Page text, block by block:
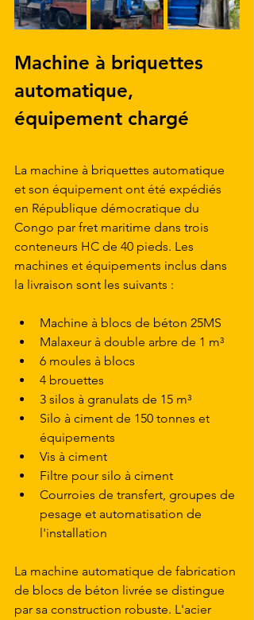
Machine à briquettes
automatique,
équipement chargé
La machine à briquettes automatique
et son équipement ont été expédiés
en République démocratique du
Congo par fret maritime dans trois
conteneurs HC de 40 pieds. Les
machines et équipements inclus dans
la livraison sont les suivants :
Machine à blocs de béton 25MS
Malaxeur à double arbre de 1 m³
6 moules à blocs
4 brouettes
3 silos à granulats de 15 m³
Silo à ciment de 150 tonnes et
équipements
Vis à ciment
Filtre pour silo à ciment
Courroies de transfert, groupes de
pesage et automatisation de
l'installation
La machine automatique de fabrication
de blocs de béton livrée se distingue
par sa construction robuste. L'acier